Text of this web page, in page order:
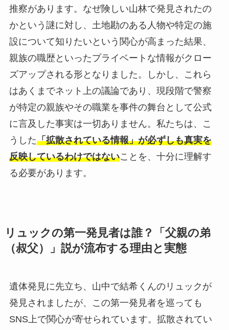
推察があります。なぜ険しい山林で発見されたの
かという謎に対し、土地勘のある人物や特定の施
設について知りたいという関心が高まった結果、
親族の職歴といったプライベートな情報がクロー
ズアップされる形となりました。しかし、これら
はあくまでネット上の議論であり、現段階で警察
が特定の親族やその職業を事件の舞台として公式
に言及した事実は一切ありません。私たちは、こ
うした「拡散されている情報」が必ずしも真実を
反映しているわけではないことを、十分に理解す
る必要があります。
リュックの第一発見者は誰？「父親の弟
（叔父）」説が流布する理由と実態
遺体発見に先立ち、山中で結希くんのリュックが
発見されましたが、この第一発見者を巡っても
SNS上で関心が寄せられています。拡散されてい